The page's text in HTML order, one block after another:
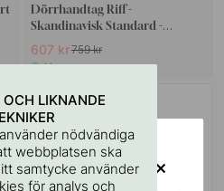
Dörrhandtag Riff -
Skandinavisk Standard -
607 kr759 kr
I lager
POPULAR
LIKNANDE
nödvändiga
webbplatsen ska
samtycke använder
för analys och
VISIT?